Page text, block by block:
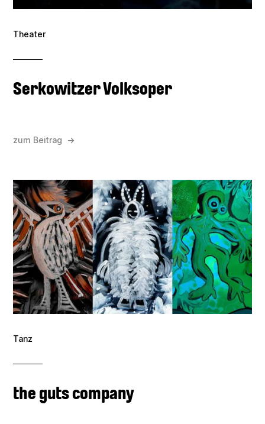
Theater
Serkowitzer Volksoper
zum Beitrag →
Tanz
the guts company